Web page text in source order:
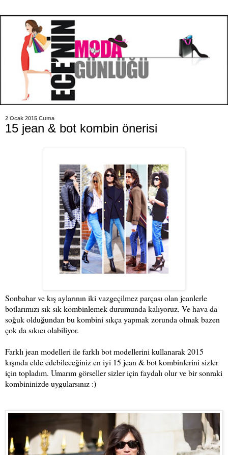
2 Ocak 2015 Cuma
15 jean & bot kombin önerisi
Sonbahar ve kış aylarının iki vazgeçilmez parçası olan jeanlerle
botlarımızı sık sık kombinlemek durumunda kalıyoruz. Ve hava da
soğuk olduğundan bu kombini sıkça yapmak zorunda olmak bazen
çok da sıkıcı olabiliyor.
Farklı jean modelleri ile farklı bot modellerini kullanarak 2015
kışında elde edebileceğiniz en iyi 15 jean & bot kombinlerini sizler
için topladım. Umarım görseller sizler için faydalı olur ve bir sonraki
kombininizde uygularsınız :)